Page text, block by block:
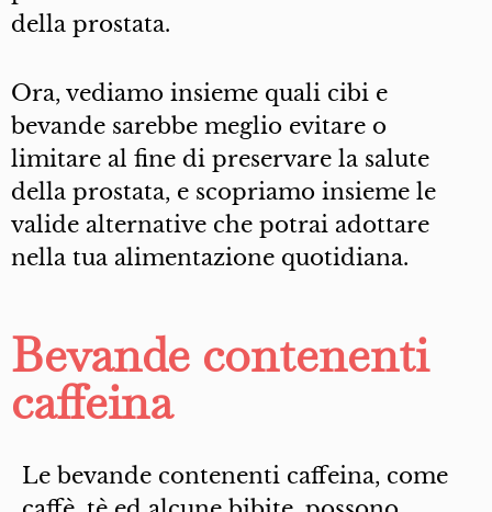
della prostata.
Ora, vediamo insieme quali cibi e
bevande sarebbe meglio evitare o
limitare al fine di preservare la salute
della prostata, e scopriamo insieme le
valide alternative che potrai adottare
nella tua alimentazione quotidiana.
Bevande contenenti
caffeina
Le bevande contenenti caffeina, come